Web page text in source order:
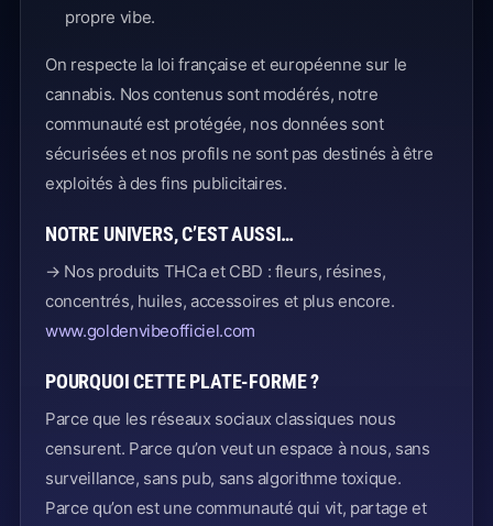
propre vibe.
On respecte la loi française et européenne sur le
cannabis. Nos contenus sont modérés, notre
communauté est protégée, nos données sont
sécurisées et nos profils ne sont pas destinés à être
exploités à des fins publicitaires.
NOTRE UNIVERS, C’EST AUSSI…
→ Nos produits THCa et CBD : fleurs, résines,
concentrés, huiles, accessoires et plus encore.
www.goldenvibeofficiel.com
POURQUOI CETTE PLATE-FORME ?
Parce que les réseaux sociaux classiques nous
censurent. Parce qu’on veut un espace à nous, sans
surveillance, sans pub, sans algorithme toxique.
Parce qu’on est une communauté qui vit, partage et